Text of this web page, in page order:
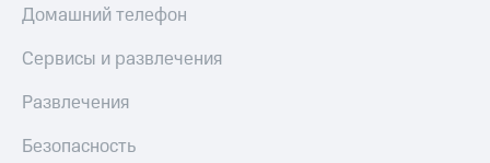
Домашний телефон
Сервисы и развлечения
Развлечения
Безопасность